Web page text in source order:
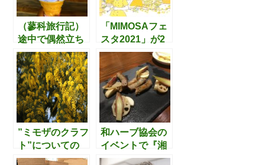
o
k
r
（蓼科旅行記）
途中で偶然立ち
寄った長野県・
小諸市の「夢ハ
ーベスト農場」
～多彩なハーブ
＆素敵なカフェ
編～
「MIMOSAフェ
スタ2021」が2
月15日から開催
（神奈川県川崎
市）
”ミモザのクラフ
ト”についての
数々の投稿を見
和ハーブ協会の
イベントで『湘
南和ハーブコー